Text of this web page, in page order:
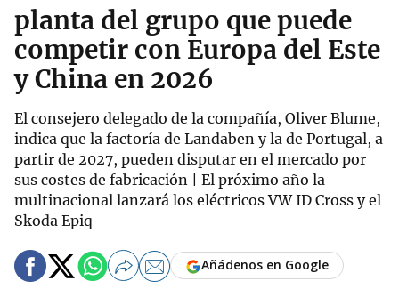
planta del grupo que puede
competir con Europa del Este
y China en 2026
El consejero delegado de la compañía, Oliver Blume,
indica que la factoría de Landaben y la de Portugal, a
partir de 2027, pueden disputar en el mercado por
sus costes de fabricación | El próximo año la
multinacional lanzará los eléctricos VW ID Cross y el
Skoda Epiq
Añádenos en Google